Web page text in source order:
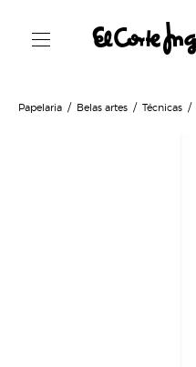
Papelaria Belas artes Técnicas